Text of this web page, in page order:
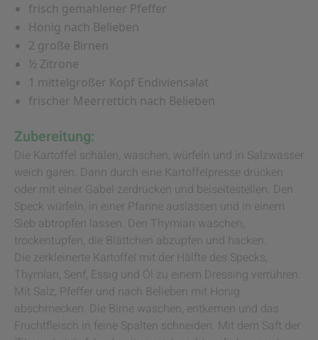
frisch gemahlener Pfeffer
Honig nach Belieben
2 große Birnen
½ Zitrone
1 mittelgroßer Kopf Endiviensalat
frischer Meerrettich nach Belieben
Zubereitung:
Die Kartoffel schälen, waschen, würfeln und in Salzwasser
weich garen. Dann durch eine Kartoffelpresse drücken
oder mit einer Gabel zerdrücken und beiseitestellen. Den
Speck würfeln, in einer Pfanne auslassen und in einem
Sieb abtropfen lassen. Den Thymian waschen,
trockentupfen, die Blättchen abzupfen und hacken.
Die zerkleinerte Kartoffel mit der Hälfte des Specks,
Thymian, Senf, Essig und Öl zu einem Dressing verrühren.
Mit Salz, Pfeffer und nach Belieben mit Honig
abschmecken. Die Birne waschen, entkernen und das
Fruchtfleisch in feine Spalten schneiden. Mit dem Saft der